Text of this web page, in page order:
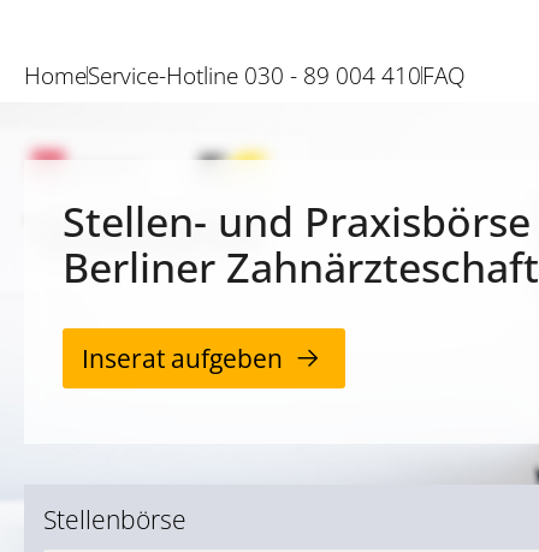
HomeService-Hotline 030 - 89 004 410FAQ
Stellen- und
Berliner Zahnärzteschaft
Inserat aufgeben
Stellenbörse